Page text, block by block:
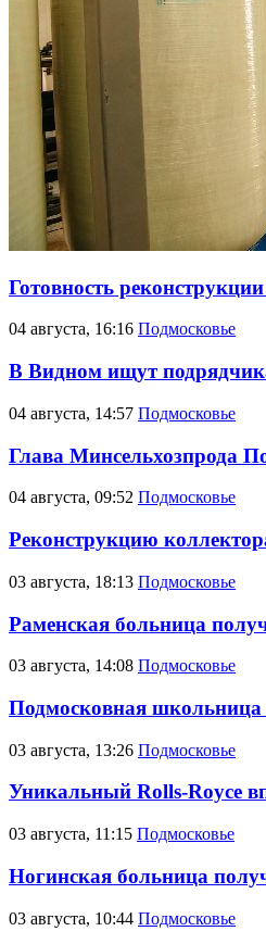
Готовность
04 августа, 16:16 Подмосковье
В Видном ищут
04 августа, 14:57 Подмосковье
Глава Минсельхозпрода
04 августа, 09:52 Подмосковье
Реконструкцию
03 августа, 18:13 Подмосковье
Раменская больница
03 августа, 14:08 Подмосковье
Подмосковная школьница
03 августа, 13:26 Подмосковье
Уникальный Rolls-Royce
03 августа, 11:15 Подмосковье
Ногинская больница
03 августа, 10:44 Подмосковье